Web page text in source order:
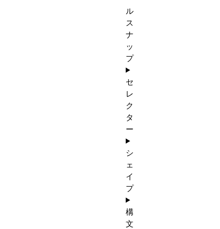
ル
ス
ナ
ッ
プ
セ
レ
ク
タ
ー
シ
ェ
イ
プ
構
文